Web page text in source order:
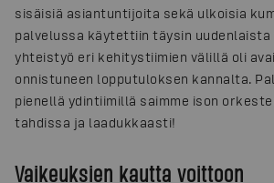
sisäisiä asiantuntijoita sekä ulkoisia
palvelussa käytettiin täysin uudenlaista
yhteistyö eri kehitystiimien välillä oli
onnistuneen lopputuloksen kannalta.
pienellä ydintiimillä saimme ison
tahdissa ja laadukkaasti!
Vaikeuksien kautta voittoon